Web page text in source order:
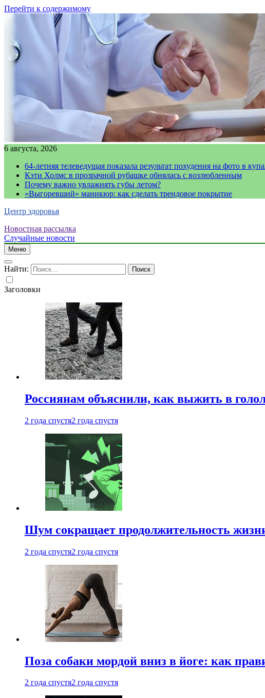
Перейти к содержимому
6 августа, 2026
64-летняя телеведущая показала результат похудения на фото в
Кэти Холмс в прозрачной рубашке обнялась с возлюбленным
Почему важно увлажнять губы летом?
«Выгоревший» маникюр: как сделать трендовое покрытие
Центр здоровья
Новостная рассылка
Случайные новости
Меню
Найти:
Заголовки
Россиянам объяснили, как выжить в
2 года спустя2 года спустя
Шум сокращает продолжительность
2 года спустя2 года спустя
Поза собаки мордой вниз в йоге: как
2 года спустя2 года спустя